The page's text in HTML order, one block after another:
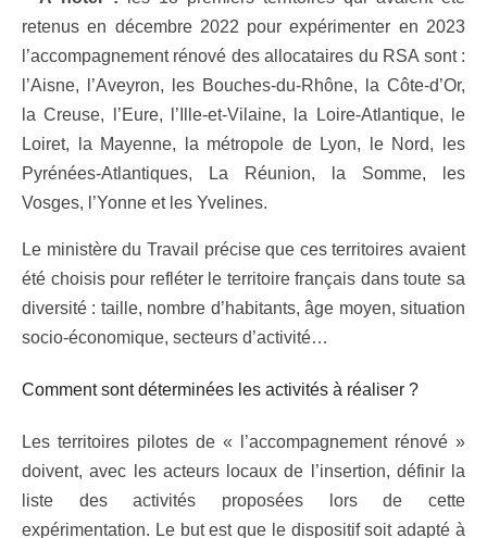
retenus en décembre 2022 pour expérimenter en 2023
l’accompagnement rénové des allocataires du RSA sont :
l’Aisne, l’Aveyron, les Bouches-du-Rhône, la Côte-d’Or,
la Creuse, l’Eure, l’Ille-et-Vilaine, la Loire-Atlantique, le
Loiret, la Mayenne, la métropole de Lyon, le Nord, les
Pyrénées-Atlantiques, La Réunion, la Somme, les
Vosges, l’Yonne et les Yvelines.
Le ministère du Travail précise que ces territoires avaient
été choisis pour refléter le territoire français dans toute sa
diversité : taille, nombre d’habitants, âge moyen, situation
socio-économique, secteurs d’activité…
Comment sont déterminées les activités à réaliser ?
Les territoires pilotes de « l’accompagnement rénové »
doivent, avec les acteurs locaux de l’insertion, définir la
liste des activités proposées lors de cette
expérimentation. Le but est que le dispositif soit adapté à